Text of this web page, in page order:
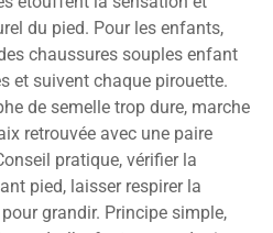
du pied. Pour les enfants,
chaussures souples enfant
et suivent chaque pirouette.
de semelle trop dure, marche
retrouvée avec une paire
pratique, vérifier la
pied, laisser respirer la
grandir. Principe simple,